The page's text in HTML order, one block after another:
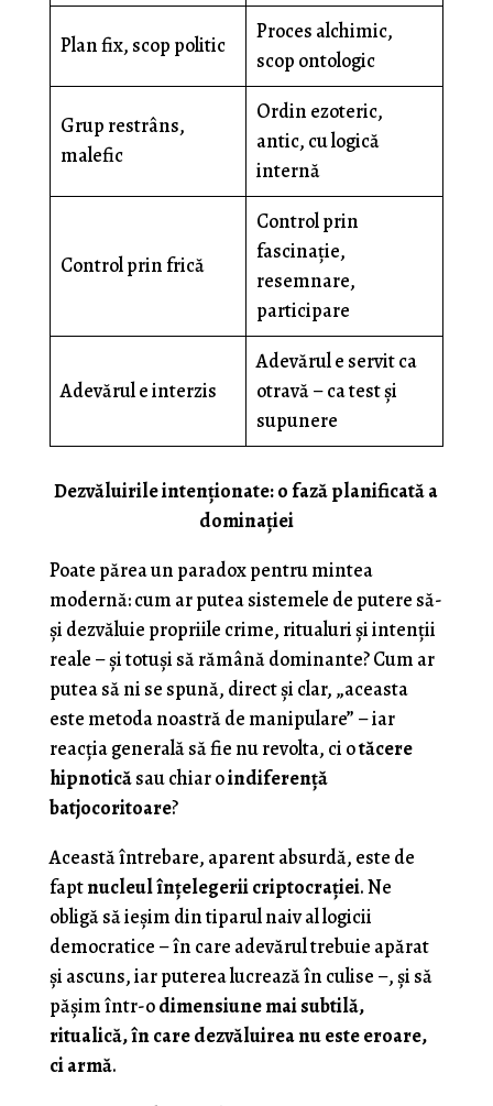
Plan fix, scop politic
Proces alchimic,
scop ontologic
Grup restrâns,
malefic
Ordin ezoteric,
antic, cu logică
internă
Control prin frică
Control prin
fascinație,
resemnare,
participare
Adevărul e interzis
Adevărul e servit ca
otravă – ca test și
supunere
Dezvăluirile intenţionate: o fază planificată a
dominației
Poate părea un paradox pentru mintea
modernă: cum ar putea sistemele de putere să-
și dezvăluie propriile crime, ritualuri și intenții
reale – și totuși să rămână dominante? Cum ar
putea să ni se spună, direct și clar, „aceasta
este metoda noastră de manipulare” – iar
reacția generală să fie nu revolta, ci otăcere
hipnoticăsau chiar oindiferență
batjocoritoare?
Această întrebare, aparent absurdă, este de
faptnucleul înțelegerii criptocrației. Ne
obligă să ieșim din tiparul naiv al logicii
democratice – în care adevărul trebuie apărat
și ascuns, iar puterea lucrează în culise –, și să
pășim într-odimensiune mai subtilă,
ritualică, în care dezvăluirea nu este eroare,
ci armă.